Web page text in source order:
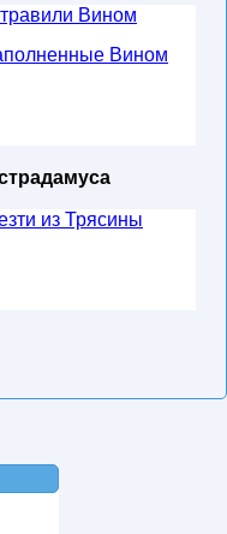
Вином
Вином
из Трясины